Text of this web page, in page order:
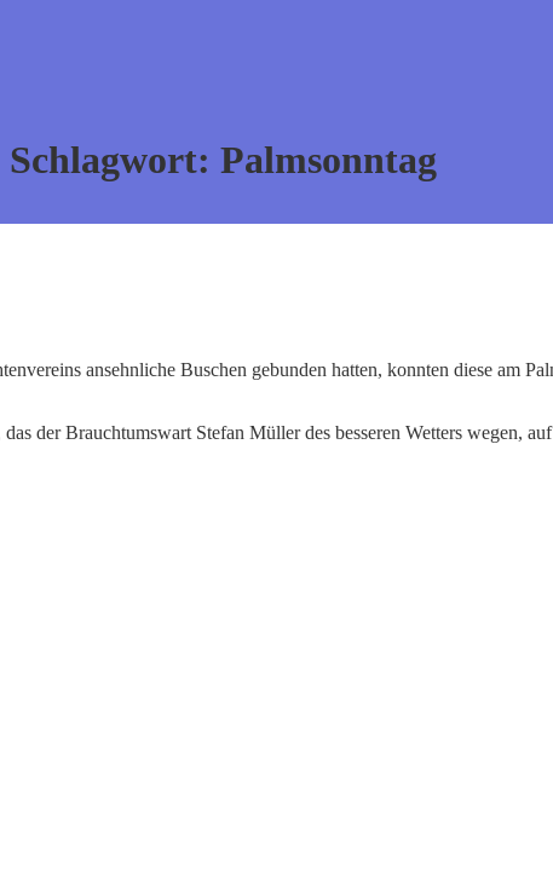
Schlagwort: Palmsonntag
ansehnliche Buschen gebunden hatten, konnten diese am
der Brauchtumswart Stefan Müller des besseren Wetters wegen,